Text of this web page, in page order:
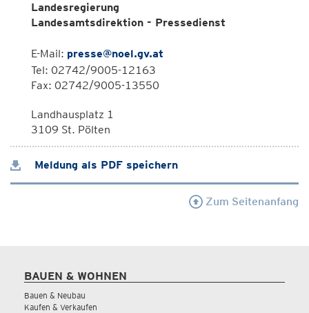
Landesregierung
Landesamtsdirektion - Pressedienst
E-Mail: presse@noel.gv.at
Tel: 02742/9005-12163
Fax: 02742/9005-13550
Landhausplatz 1
3109 St. Pölten
Meldung als PDF speichern
Zum Seitenanfang
BAUEN & WOHNEN
Bauen & Neubau
Kaufen & Verkaufen